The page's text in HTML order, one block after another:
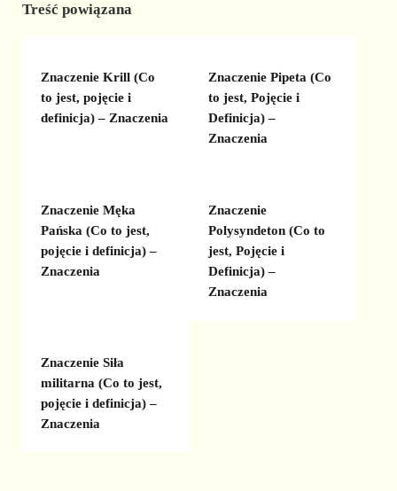
Treść powiązana
Znaczenie Krill (Co
to jest, pojęcie i
definicja) – Znaczenia
Znaczenie Pipeta (Co
to jest, Pojęcie i
Definicja) –
Znaczenia
Znaczenie Męka
Pańska (Co to jest,
pojęcie i definicja) –
Znaczenia
Znaczenie
Polysyndeton (Co to
jest, Pojęcie i
Definicja) –
Znaczenia
Znaczenie Siła
militarna (Co to jest,
pojęcie i definicja) –
Znaczenia